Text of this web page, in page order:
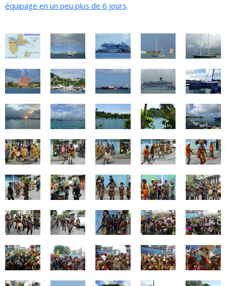
équipage en un peu plus de 6 jours.